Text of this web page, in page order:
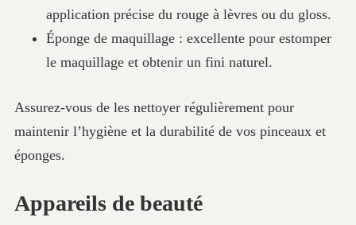
application précise du rouge à lèvres ou du gloss.
Éponge de maquillage : excellente pour estomper
le maquillage et obtenir un fini naturel.
Assurez-vous de les nettoyer régulièrement pour
maintenir l’hygiène et la durabilité de vos pinceaux et
éponges.
Appareils de beauté